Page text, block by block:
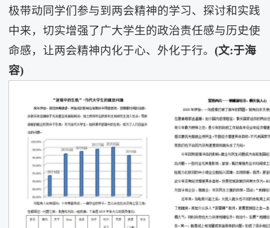
极带动同学们参与到两会精神的学习、探讨和实践
中来，切实增强了广大学生的政治责任感与历史使
命感，让两会精神内化于心、外化于行。(文:于海
容)